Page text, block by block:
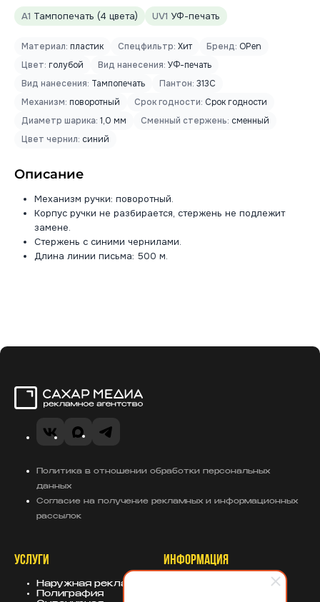
A1 Тампопечать (4 цвета) UV1 УФ-печать
Материал: пластик Спецфильтр: Хит Бренд: OPen
Цвет: голубой Вид нанесения: УФ-печать
Вид нанесения: Тампопечать Пантон: 313C
Механизм: поворотный Срок годности: Срок годности
Диаметр шарика: 1,0 мм Сменный стержень: сменный
Цвет чернил: синий
Описание
Механизм ручки: поворотный.
Корпус ручки не разбирается, стержень не подлежит
замене.
Стержень с синими чернилами.
Длина линии письма: 500 м.
VK MAXTelegram
Политика в отношении обработки персональных
данных
Согласие на получение рекламных и информационных
рассылок
УСЛУГИ
Наружная реклама
Полиграфия
ИНФОРМАЦИЯ